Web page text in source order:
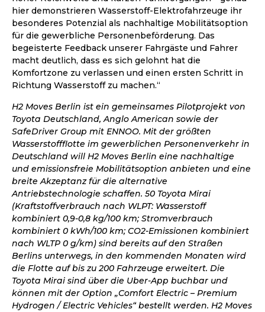
hier demonstrieren Wasserstoff-Elektrofahrzeuge ihr
besonderes Potenzial als nachhaltige Mobilitätsoption
für die gewerbliche Personenbeförderung. Das
begeisterte Feedback unserer Fahrgäste und Fahrer
macht deutlich, dass es sich gelohnt hat die
Komfortzone zu verlassen und einen ersten Schritt in
Richtung Wasserstoff zu machen.“
H2 Moves Berlin ist ein gemeinsames Pilotprojekt von
Toyota Deutschland, Anglo American sowie der
SafeDriver Group mit ENNOO. Mit der größten
Wasserstoffflotte im gewerblichen Personenverkehr in
Deutschland will H2 Moves Berlin eine nachhaltige
und emissionsfreie Mobilitätsoption anbieten und eine
breite Akzeptanz für die alternative
Antriebstechnologie schaffen. 50 Toyota Mirai
(Kraftstoffverbrauch nach WLPT: Wasserstoff
kombiniert 0,9-0,8 kg/100 km; Stromverbrauch
kombiniert 0 kWh/100 km; CO2-Emissionen kombiniert
nach WLTP 0 g/km) sind bereits auf den Straßen
Berlins unterwegs, in den kommenden Monaten wird
die Flotte auf bis zu 200 Fahrzeuge erweitert. Die
Toyota Mirai sind über die Uber-App buchbar und
können mit der Option „Comfort Electric – Premium
Hydrogen / Electric Vehicles“ bestellt werden. H2 Moves